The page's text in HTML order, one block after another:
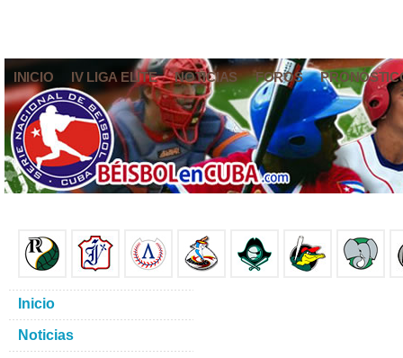
INICIO IV LIGA ELITE NOTICIAS FOROS
Inicio
Noticias